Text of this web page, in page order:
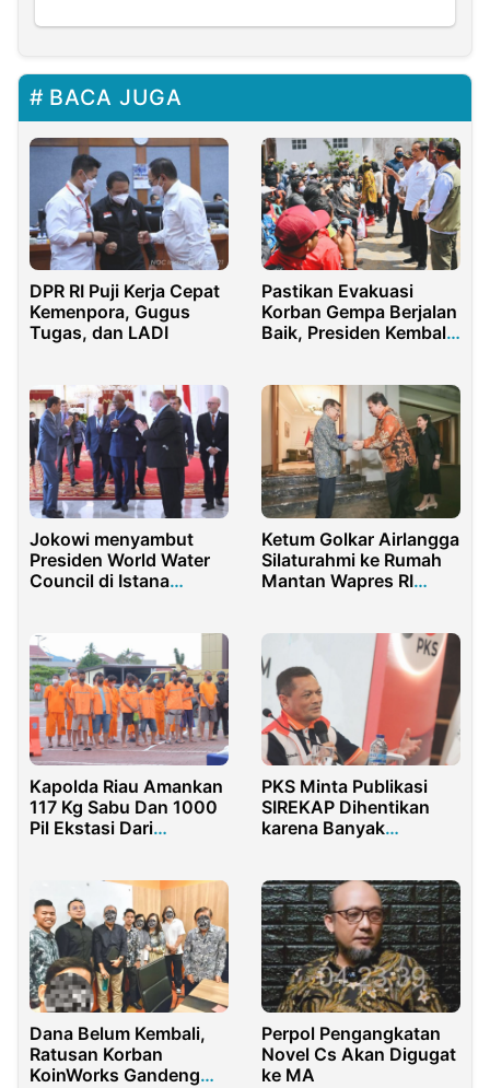
BACA JUGA
DPR RI Puji Kerja Cepat
Kemenpora, Gugus
Tugas, dan LADI
Pastikan Evakuasi
Korban Gempa Berjalan
Baik, Presiden Kembali
Jokowi menyambut
Presiden World Water
Council di Istana
Ketum Golkar Airlangga
Silaturahmi ke Rumah
Mantan Wapres RI
Kapolda Riau Amankan
117 Kg Sabu Dan 1000
Pil Ekstasi Dari
PKS Minta Publikasi
SIREKAP Dihentikan
karena Banyak
Dana Belum Kembali,
Ratusan Korban
KoinWorks Gandeng
Perpol Pengangkatan
Novel Cs Akan Digugat
ke MA